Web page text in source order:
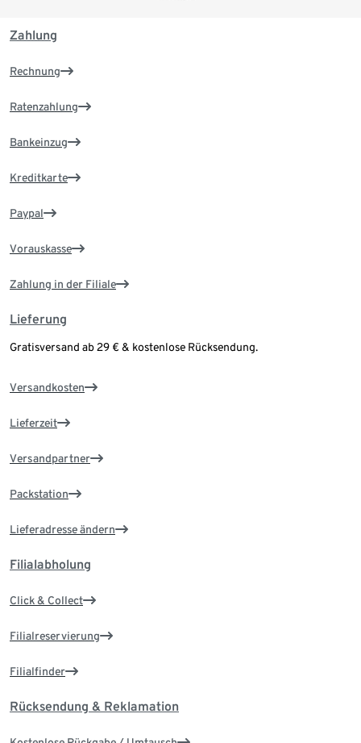
Zahlung
Rechnung
Ratenzahlung
Bankeinzug
Kreditkarte
Paypal
Vorauskasse
Zahlung in der Filiale
Lieferung
Gratisversand ab 29 € & kostenlose Rücksendung.
Versandkosten
Lieferzeit
Versandpartner
Packstation
Lieferadresse ändern
Filialabholung
Click & Collect
Filialreservierung
Filialfinder
Rücksendung & Reklamation